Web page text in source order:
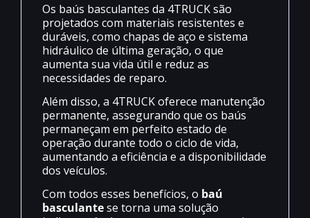
Os baús basculantes da 4TRUCK são
projetados com materiais resistentes e
duráveis, como chapas de aço e sistema
hidráulico de última geração, o que
aumenta sua vida útil e reduz as
necessidades de reparo.
Além disso, a 4TRUCK oferece manutenção
permanente, assegurando que os baús
permaneçam em perfeito estado de
operação durante todo o ciclo de vida,
aumentando a eficiência e a disponibilidade
dos veículos.
Com todos esses benefícios, o baú
basculantese torna uma solução